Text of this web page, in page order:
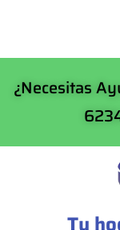
¿Necesitas